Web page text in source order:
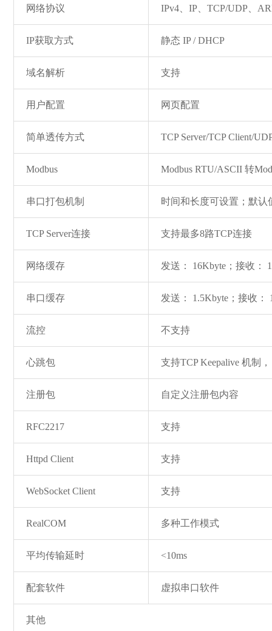
网络协议 IPv4、IP、TCP/UDP、
IP获取方式 静态 IP / DHCP
域名解析 支持
用户配置 网页配置
简单透传方式 TCP Server/TCP Client/
Modbus Modbus RTU/ASCII 转
串口打包机制 时间和长度可设置；默认
TCP Server连接 支持最多8路TCP连接
网络缓存 发送： 16Kbyte；接收：
串口缓存 发送： 1.5Kbyte；接收：
流控 不支持
心跳包 支持TCP Keepalive 机制
注册包 自定义注册包内容
RFC2217 支持
Httpd Client 支持
WebSocket Client 支持
RealCOM 多种工作模式
平均传输延时 <10ms
配套软件 虚拟串口软件
其他